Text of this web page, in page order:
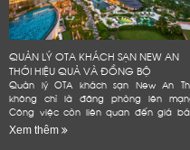
QUẢN LÝ OTA KHÁCH SẠN NEW AN
THỚI HIỆU QUẢ VÀ ĐỒNG BỘ
Quản lý OTA khách sạn New An
không chỉ là đăng phòng lên
Công việc còn liên quan đến giá
tồn phòng và đánh giá. Một quy trình
ràng giúp khách sạn giảm lỗi vận...
Xem thêm